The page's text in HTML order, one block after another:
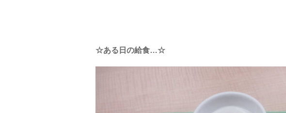
☆ある日の給食…☆